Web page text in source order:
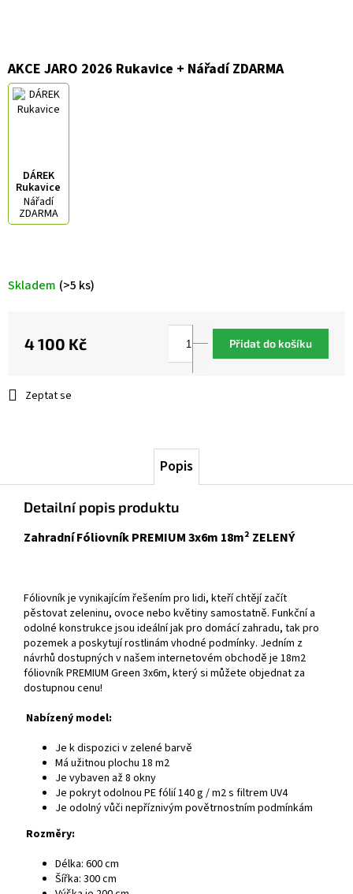
AKCE JARO 2026 Rukavice + Nářadí ZDARMA
DÁREK
Rukavice
Nářadí
ZDARMA
Zeptat se
Skladem (>5 ks)
4 100 Kč Přidat do košíku
Popis
Detailní popis produktu
Zahradní Fóliovník PREMIUM 3x6m 18m² ZELENÝ
Fóliovník je vynikajícím řešením pro lidi, kteří chtějí začít
pěstovat zeleninu, ovoce nebo květiny samostatně. Funkční a
odolné konstrukce jsou ideální jak pro domácí zahradu, tak pro
pozemek a poskytují rostlinám vhodné podmínky. Jedním z
návrhů dostupných v našem internetovém obchodě je 18m2
fóliovník PREMIUM Green 3x6m, který si můžete objednat za
dostupnou cenu!
Nabízený model:
Je k dispozici v zelené barvě
Má užitnou plochu 18 m2
Je vybaven až 8 okny
Je pokryt odolnou PE fólií 140 g / m2 s filtrem UV4
Je odolný vůči nepříznivým povětrnostním podmínkám
Rozměry:
Délka: 600 cm
Šířka: 300 cm